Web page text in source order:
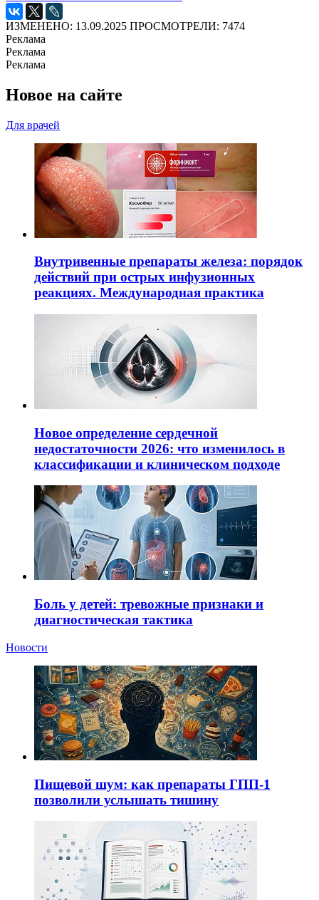
ИЗМЕНЕНО: 13.09.2025 ПРОСМОТРЕЛИ: 7474
Реклама
Реклама
Реклама
Новое на сайте
Для врачей
Внутривенные препараты железа: порядок
действий при острых инфузионных
реакциях. Международная практика
Новое определение сердечной
недостаточности 2026: что изменилось в
классификации и клиническом подходе
Боль у детей: тревожные признаки и
диагностическая тактика
Новости
Пищевой шум: как препараты ГПП-1
позволили услышать тишину